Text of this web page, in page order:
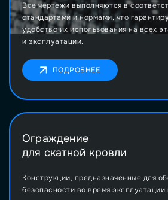
Все чертежи выполняются в
стандартами и нормами, что
удобство их использования на всех
и эксплуатации.
ПОДРОБНЕЕ
Ограждение
для скатной кровли
Конструкции, предназначенные для
безопасности во время эксплуатации